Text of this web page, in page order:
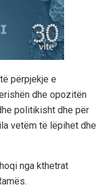
përpjekje e
dhe opozitën
politikisht dhe për
vetëm të lëpihet dhe
nga kthetrat